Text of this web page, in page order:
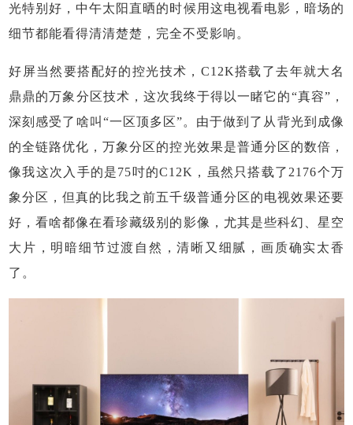
光特别好，中午太阳直晒的时候用这电视看电影，暗场的
细节都能看得清清楚楚，完全不受影响。
好屏当然要搭配好的控光技术，C12K搭载了去年就大名
鼎鼎的万象分区技术，这次我终于得以一睹它的“真容”，
深刻感受了啥叫“一区顶多区”。由于做到了从背光到成像
的全链路优化，万象分区的控光效果是普通分区的数倍，
像我这次入手的是75吋的C12K，虽然只搭载了2176个万
象分区，但真的比我之前五千级普通分区的电视效果还要
好，看啥都像在看珍藏级别的影像，尤其是些科幻、星空
大片，明暗细节过渡自然，清晰又细腻，画质确实太香
了。